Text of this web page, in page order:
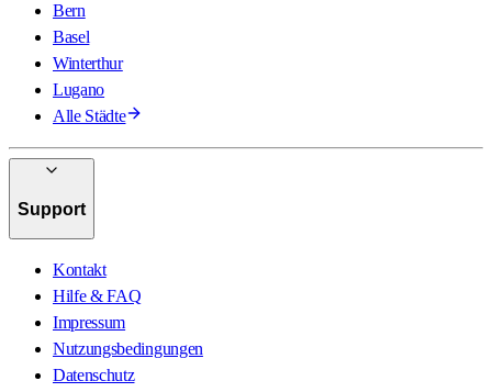
Bern
Basel
Winterthur
Lugano
Alle Städte
Support
Kontakt
Hilfe & FAQ
Impressum
Nutzungsbedingungen
Datenschutz